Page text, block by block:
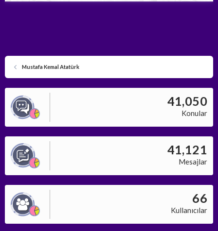
Mustafa Kemal Atatürk
41,050
Konular
41,121
Mesajlar
66
Kullanıcılar